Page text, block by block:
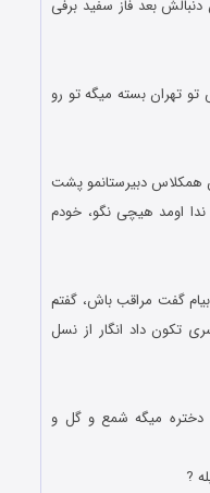
دنبالش بعد فاز سفید برفی
تو تهران بسته میگه تو رو
همکلاس دبیرستانمو پشت
ندا اومد هیچی نگو، خودم
بیام گفت مراقب باش، گفتم
تکون داد انگار از نسل
دختره میگه شمع و گل و
?